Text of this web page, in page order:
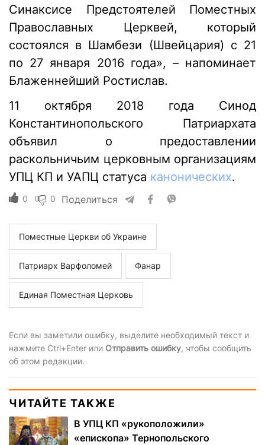
Синаксисе Предстоятелей Поместных
Православных Церквей, который
состоялся в Шамбези (Швейцария) с 21
по 27 января 2016 года», – напоминает
Блаженнейший Ростислав.
11 октября 2018 года Синод
Константинопольского Патриархата
объявил о предоставлении
раскольничьим церковным организациям
УПЦ КП и УАПЦ статуса канонических.
0 0 Поделиться
Поместные Церкви об Украине
Патриарх Варфоломей Фанар
Единая Поместная Церковь
Если вы заметили ошибку, выделите необходимый текст и
нажмите Ctrl+Enter или Отправить ошибку, чтобы сообщить
об этом редакции.
ЧИТАЙТЕ ТАКЖЕ
В УПЦ КП «рукоположили»
«епископа» Тернопольского